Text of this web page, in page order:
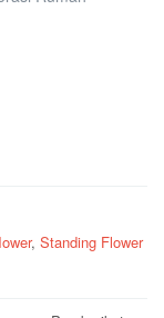
, Standing Flower